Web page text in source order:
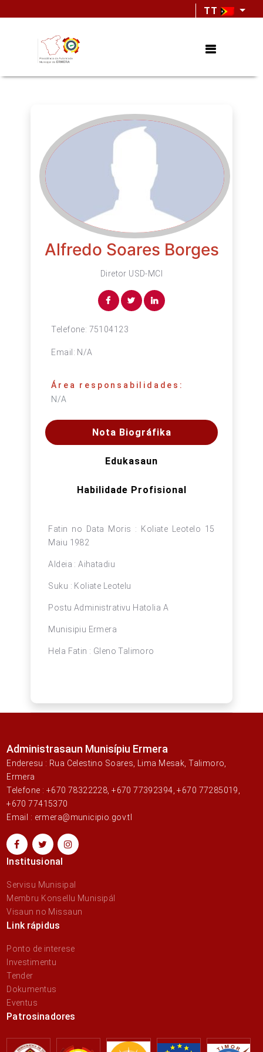
TT
Alfredo Soares Borges
Diretor USD-MCI
Telefone: 75104123
Email: N/A
Área responsabilidades:
N/A
Nota Biográfika
Edukasaun
Habilidade Profisional
Fatin no Data Moris : Koliate Leotelo 15
Maiu 1982
Aldeia : Aihatadiu
Suku : Koliate Leotelu
Postu Administrativu Hatolia A
Munisipiu Ermera
Hela Fatin : Gleno Talimoro
Administrasaun Munisípiu Ermera
Enderesu : Rua Celestino Soares, Lima Mesak, Talimoro,
Ermera
Telefone : +670 78322228, +670 77392394, +670 77285019,
+670 77415370
Email : ermera@municipio.gov.tl
Institusional
Servisu Munisipal
Membru Konsellu Munisipál
Visaun no Missaun
Link rápidus
Ponto de interese
Investimentu
Tender
Dokumentus
Eventus
Patrosinadores